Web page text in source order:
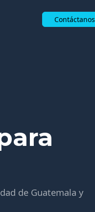
Contáctanos
de Guatemala y